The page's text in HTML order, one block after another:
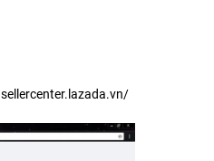
sellercenter.lazada.vn/